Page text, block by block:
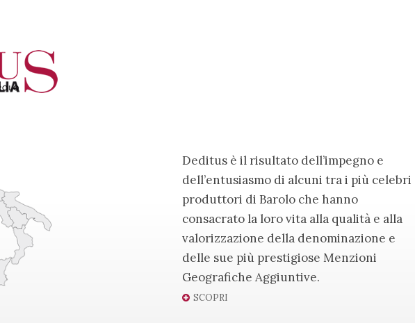
Deditus è il risultato dell’impegno e
dell’entusiasmo di alcuni tra i più celebri
produttori di Barolo che hanno
consacrato la loro vita alla qualità e alla
valorizzazione della denominazione e
delle sue più prestigiose Menzioni
Geografiche Aggiuntive.
SCOPRI